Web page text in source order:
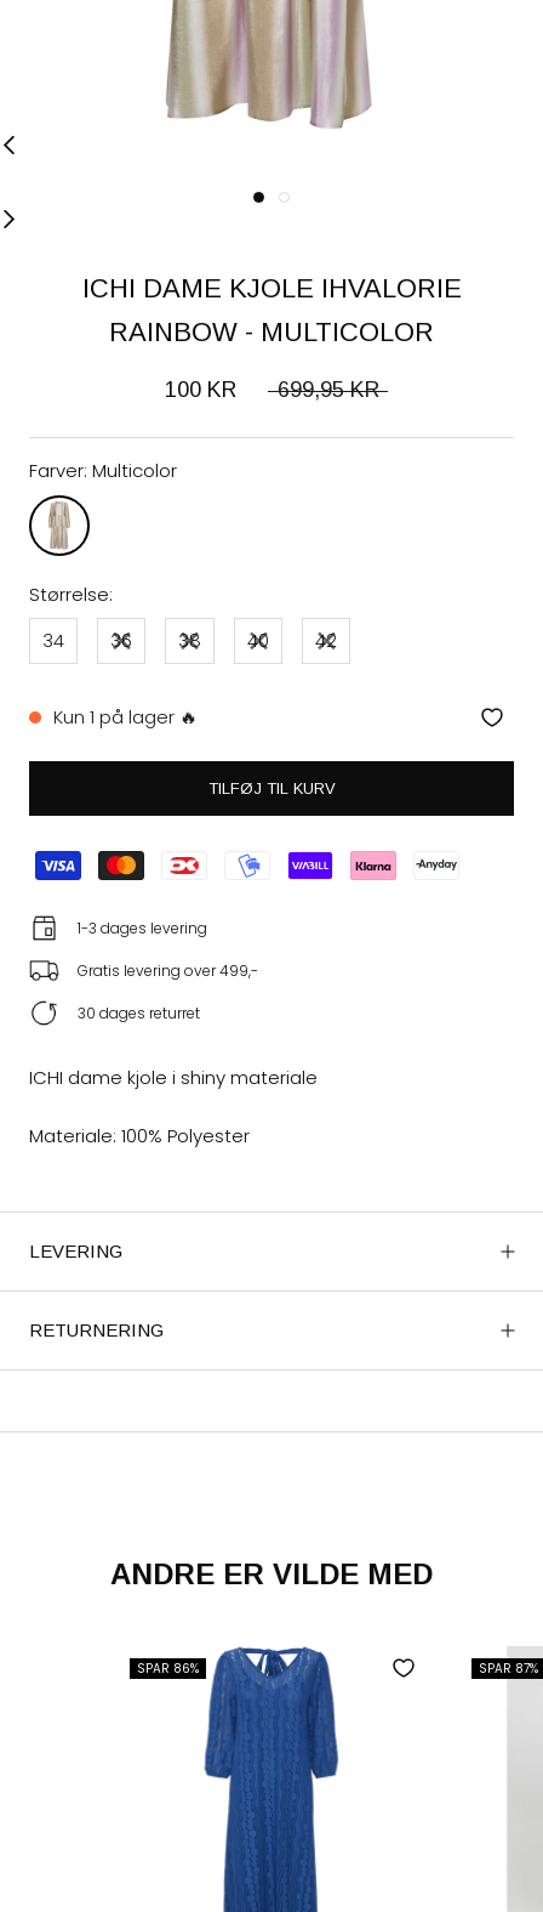
ICHI DAME KJOLE IHVALORIE
RAINBOW - MULTICOLOR
100 KR 699,95 KR
Farver: Multicolor
Størrelse:
34
36 38 40 42
Kun 1 på lager 🔥
TILFØJ TIL KURV
1-3 dages levering
Gratis levering over 499,-
30 dages returret
ICHI dame kjole i shiny materiale
Materiale: 100% Polyester
LEVERING
RETURNERING
ANDRE ER VILDE MED
SPAR 86% SPAR 87%